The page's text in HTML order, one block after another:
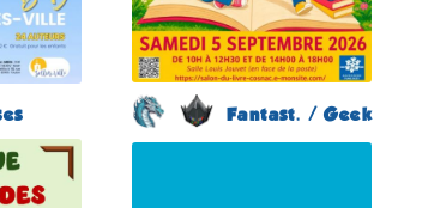
Fantast. / Geek
Japan Otaku Festival